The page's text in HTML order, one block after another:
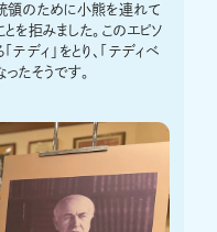
領のために小熊を連れて
を拒みました。このエピソ
ディ」をとり、「テディベ
たそうです。